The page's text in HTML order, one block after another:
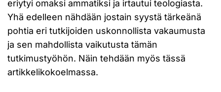
eriytyi omaksi ammatiksi ja irtautui teologiasta.
Yhä edelleen nähdään jostain syystä tärkeänä
pohtia eri tutkijoiden uskonnollista vakaumusta
ja sen mahdollista vaikutusta tämän
tutkimustyöhön. Näin tehdään myös tässä
artikkelikokoelmassa.